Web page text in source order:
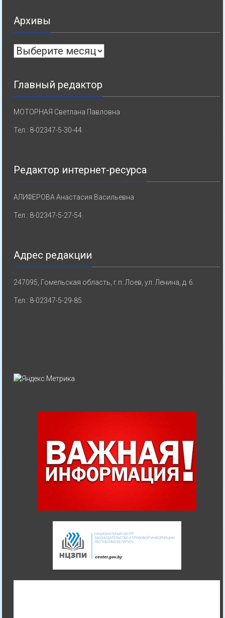
Архивы
Архивы
Главный редактор
МОТОРНАЯ Светлана Павловна
Тел.: 8-02347-5-30-44.
Редактор интернет-ресурса
АЛИФЕРОВА Анастасия Васильевна
Тел.: 8-02347-5-27-54.
Адрес редакции
247095, Гомельская область, г.п. Лоев, ул. Ленина, д. 6.
Тел.: 8-02347-5-29-85.